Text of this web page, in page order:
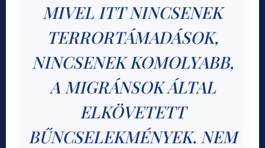
MIVEL ITT NINCSENEK
TERRORTÁMADÁSOK,
NINCSENEK KOMOLYABB,
A MIGRÁNSOK ÁLTAL
ELKÖVETETT
BŰNCSELEKMÉNYEK. NEM